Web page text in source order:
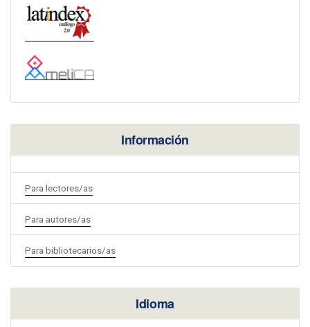
Información
Para lectores/as
Para autores/as
Para bibliotecarios/as
Idioma